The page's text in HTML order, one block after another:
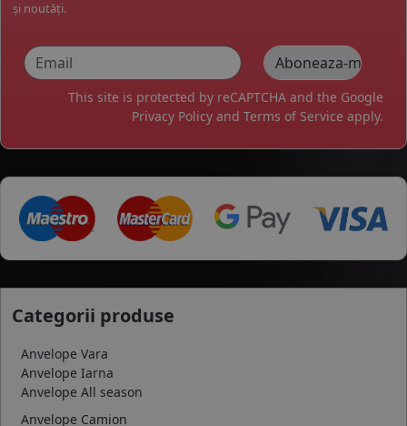
și noutăți.
This site is protected by reCAPTCHA and the Google
Privacy Policy and Terms of Service apply.
Categorii produse
Anvelope Vara
Anvelope Iarna
Anvelope All season
Anvelope Camion